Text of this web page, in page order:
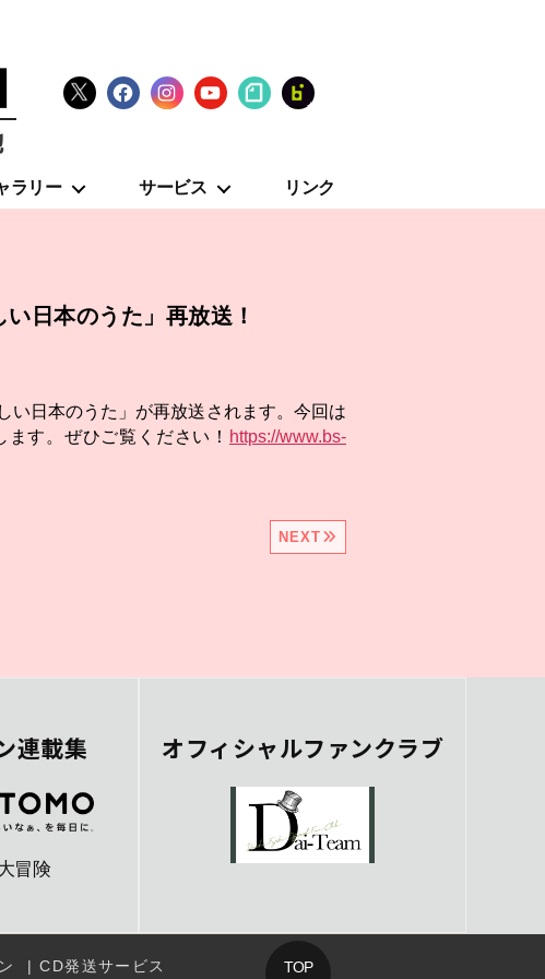
X FacebookInstagramYouTube
note fanclub
ラリー サービス リンク
日本のうた」再放送！
い日本のうた」が再放送されます。今回は
す。ぜひご覧ください！ https://www.bs-
NEXT
連載集
冒険
オフィシャルファンクラブ
CD発送サービス
TOP